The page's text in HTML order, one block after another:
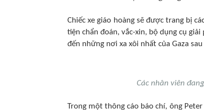
Chiếc xe giáo hoàng sẽ được trang bị
tiện chẩn đoán, vắc-xin, bộ dụng cụ giải
đến những nơi xa xôi nhất của Gaza
Các nhân viên
Trong một thông cáo báo chí, ông